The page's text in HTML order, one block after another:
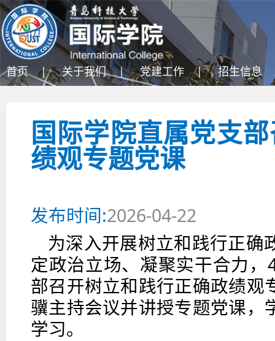
首页 | 关于我们 | 党建工作 | 招生信息
国际学院直属党支
绩观专题党课
发布时间:2026-04-22
为深入开展树立和践行正确
定政治立场、凝聚实干合力
部召开树立和践行正确政绩观
骥主持会议并讲授专题党课，
学习。